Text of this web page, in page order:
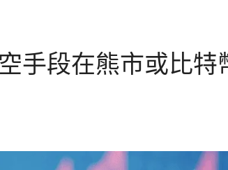
手段在熊市或比特